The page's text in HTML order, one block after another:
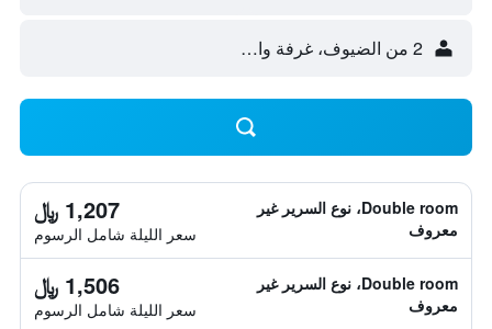
2 من الضيوف، غرفة واحدة
Double room، نوع السرير غير
معروف
1,207 ﷼
سعر الليلة شامل الرسوم
Double room، نوع السرير غير
معروف
1,506 ﷼
سعر الليلة شامل الرسوم